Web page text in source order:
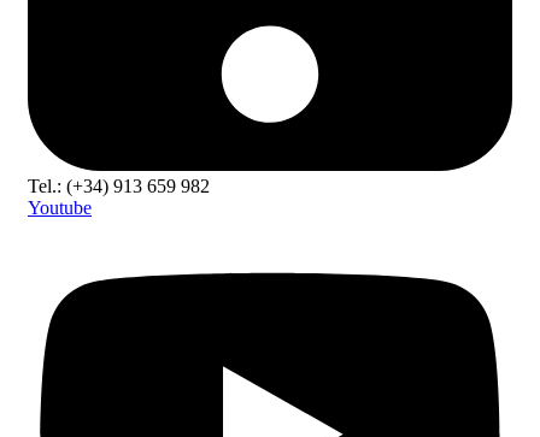
Tel.: (+34) 913 659 982
Youtube